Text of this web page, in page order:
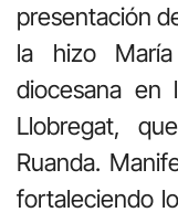
presentación
la hizo María
diocesana en
Llobregat,
Ruanda.
fortaleciendo